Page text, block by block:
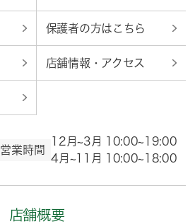
保護者の方はこちら
店舗情報・アクセス
営業時間
12月~3月 10:00~19:00
4月~11月 10:00~18:00
店舗概要